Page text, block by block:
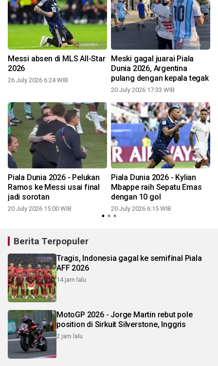
Messi absen di MLS All-Star
2026
26 July 2026 6:24 WIB
Meski gagal juarai Piala
Dunia 2026, Argentina
pulang dengan kepala tegak
20 July 2026 17:33 WIB
Piala Dunia 2026 - Pelukan
Ramos ke Messi usai final
jadi sorotan
20 July 2026 15:00 WIB
Piala Dunia 2026 - Kylian
Mbappe raih Sepatu Emas
dengan 10 gol
20 July 2026 6:15 WIB
Berita Terpopuler
Tragis, Indonesia gagal ke semifinal Piala
AFF 2026
14 jam lalu
MotoGP 2026 - Jorge Martin rebut pole
position di Sirkuit Silverstone, Inggris
2 jam lalu